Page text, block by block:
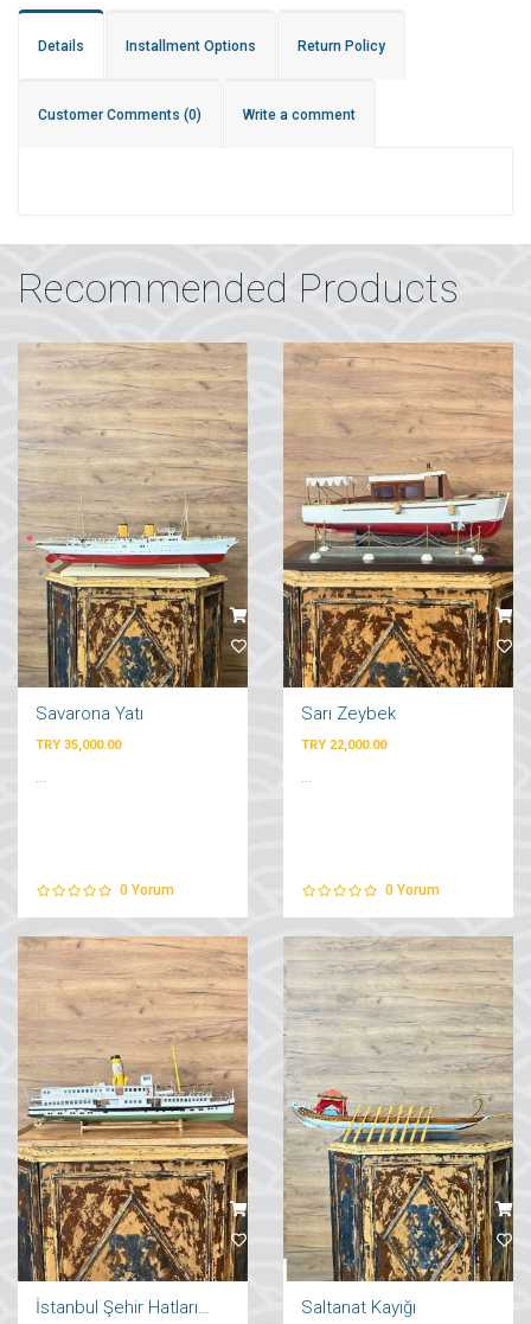
Details Installment Options Return Policy
Customer Comments (0) Write a comment
Recommended Products
Savarona Yatı
TRY 35,000.00
...
0 Yorum
Sarı Zeybek
TRY 22,000.00
...
0 Yorum
Saltanat Kayığı